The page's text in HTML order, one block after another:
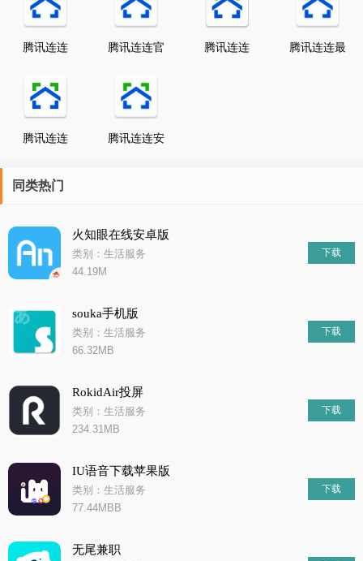
腾讯连连
腾讯连连官
腾讯连连
腾讯连连最
腾讯连连
腾讯连连安
同类热门
火知眼在线安卓版
类别：生活服务
44.19M
下载
souka手机版
类别：生活服务
66.32MB
下载
RokidAir投屏
类别：生活服务
234.31MB
下载
IU语音下载苹果版
类别：生活服务
77.44MBB
下载
无尾兼职